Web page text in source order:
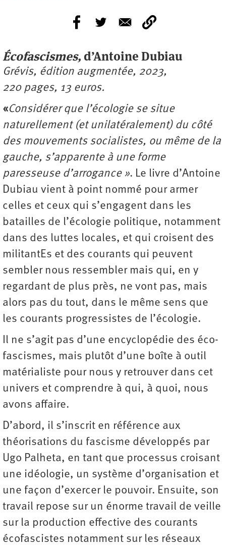
Écofascismes,d’Antoine Dubiau
Grévis, édition augmentée, 2023,
220 pages, 13 euros.
«Considérer que l’écologie se situe
naturellement (et unilatéralement) du côté
des mouvements socialistes, ou même de la
gauche, s’apparente à une forme
paresseuse d’arrogance ». Le livre d’Antoine
Dubiau vient à point nommé pour armer
celles et ceux qui s’engagent dans les
batailles de l’écologie politique, notamment
dans des luttes locales, et qui croisent des
militantEs et des courants qui peuvent
sembler nous ressembler mais qui, en y
regardant de plus près, ne vont pas, mais
alors pas du tout, dans le même sens que
les courants progressistes de l’écologie.
Il ne s’agit pas d’une encyclopédie des éco­
fascismes, mais plutôt d’une boîte à outil
matérialiste pour nous y retrouver dans cet
univers et comprendre à qui, à quoi, nous
avons affaire.
D’abord, il s’inscrit en référence aux
théorisations du fascisme développés par
Ugo Palheta, en tant que processus croisant
une idéologie, un système d’organisation et
une façon d’exercer le pouvoir. Ensuite, son
travail repose sur un énorme travail de veille
sur la production effective des courants
écofascistes notamment sur les réseaux